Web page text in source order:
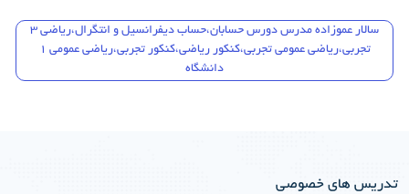
سالار عموزاده مدرس دورس حسابان،حساب دیفرانسیل و انتگرال،ریاضی 3
تجربی،ریاضی عمومی تجربی،کنکور ریاضی،کنکور تجربی،ریاضی عمومی 1
دانشگاه
تدریس های خصوصی